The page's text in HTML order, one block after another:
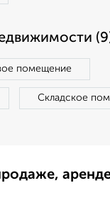
помещение
Складское